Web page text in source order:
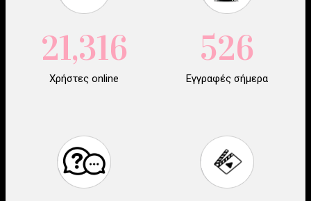
Χρήστες online
21,316
Εγγραφές σήμερα
526